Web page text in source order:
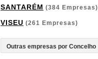
SANTARÉM (384 Empresas)
VISEU (261 Empresas)